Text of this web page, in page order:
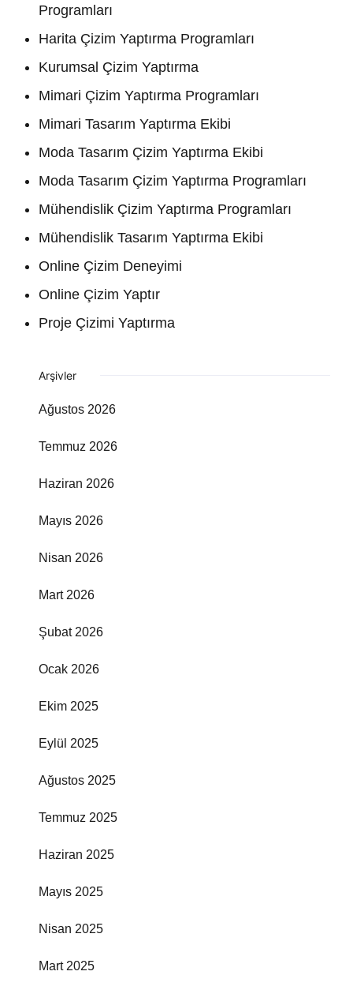
Programları
Harita Çizim Yaptırma Programları
Kurumsal Çizim Yaptırma
Mimari Çizim Yaptırma Programları
Mimari Tasarım Yaptırma Ekibi
Moda Tasarım Çizim Yaptırma Ekibi
Moda Tasarım Çizim Yaptırma Programları
Mühendislik Çizim Yaptırma Programları
Mühendislik Tasarım Yaptırma Ekibi
Online Çizim Deneyimi
Online Çizim Yaptır
Proje Çizimi Yaptırma
Arşivler
Ağustos 2026
Temmuz 2026
Haziran 2026
Mayıs 2026
Nisan 2026
Mart 2026
Şubat 2026
Ocak 2026
Ekim 2025
Eylül 2025
Ağustos 2025
Temmuz 2025
Haziran 2025
Mayıs 2025
Nisan 2025
Mart 2025